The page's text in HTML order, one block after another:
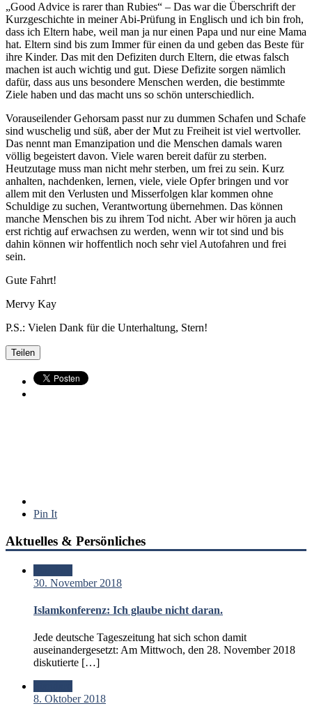
„Good Advice is rarer than Rubies“ – Das war die Überschrift der
Kurzgeschichte in meiner Abi-Prüfung in Englisch und ich bin froh,
dass ich Eltern habe, weil man ja nur einen Papa und nur eine Mama
hat. Eltern sind bis zum Immer für einen da und geben das Beste für
ihre Kinder. Das mit den Defiziten durch Eltern, die etwas falsch
machen ist auch wichtig und gut. Diese Defizite sorgen nämlich
dafür, dass aus uns besondere Menschen werden, die bestimmte
Ziele haben und das macht uns so schön unterschiedlich.
Vorauseilender Gehorsam passt nur zu dummen Schafen und Schafe
sind wuschelig und süß, aber der Mut zu Freiheit ist viel wertvoller.
Das nennt man Emanzipation und die Menschen damals waren
völlig begeistert davon. Viele waren bereit dafür zu sterben.
Heutzutage muss man nicht mehr sterben, um frei zu sein. Kurz
anhalten, nachdenken, lernen, viele, viele Opfer bringen und vor
allem mit den Verlusten und Misserfolgen klar kommen ohne
Schuldige zu suchen, Verantwortung übernehmen. Das können
manche Menschen bis zu ihrem Tod nicht. Aber wir hören ja auch
erst richtig auf erwachsen zu werden, wenn wir tot sind und bis
dahin können wir hoffentlich noch sehr viel Autofahren und frei
sein.
Gute Fahrt!
Mervy Kay
P.S.: Vielen Dank für die Unterhaltung, Stern!
Teilen
Pin It
Aktuelles & Persönliches
30. November 2018
Islamkonferenz: Ich glaube nicht daran.
Jede deutsche Tageszeitung hat sich schon damit
auseinandergesetzt: Am Mittwoch, den 28. November 2018
diskutierte […]
8. Oktober 2018